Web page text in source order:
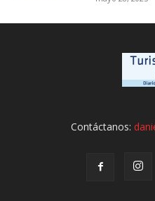
Contáctanos: